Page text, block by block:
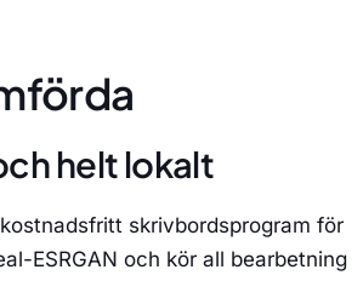
helt lokalt
skrivbordsprogram för
ESRGAN och kör all bearbetning